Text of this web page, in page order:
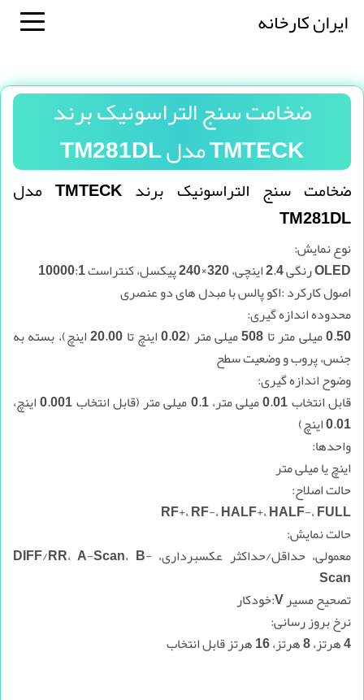
ایران کارخانه
ضخامت سنج التراسونیک برند
TMTECK مدل TM281DL
ضخامت سنج التراسونیک برند TMTECK مدل
TM281DL
نوع نمایش:
OLED رنگی 2.4 اینچی، 320×240 پیکسل، کنتراست 10000:1
اصول کارکرد :اکو پالس با مبدل های دو عنصری
محدوده اندازه گیری:
0.50 میلی متر تا 508 میلی متر (0.02 اینچ تا 20.00 اینچ)، بسته به
جنس، پروب و وضعیت سطح
وضوح اندازه گیری:
قابل انتخاب 0.01 میلی متر، 0.1 میلی متر (قابل انتخاب 0.001 اینچ،
0.01 اینچ)
واحدها:
اینچ یا میلی متر
حالت اصلاح:
RF+، RF-، HALF+، HALF-، FULL
حالت نمایش:
معمولی، حداقل/حداکثر عکسبرداری، DIFF/RR، A-Scan، B-
Scan
تصحیح مسیر V:خودکار
نرخ بروز رسانی:
4 هرتز، 8 هرتز، 16 هرتز قابل انتخاب